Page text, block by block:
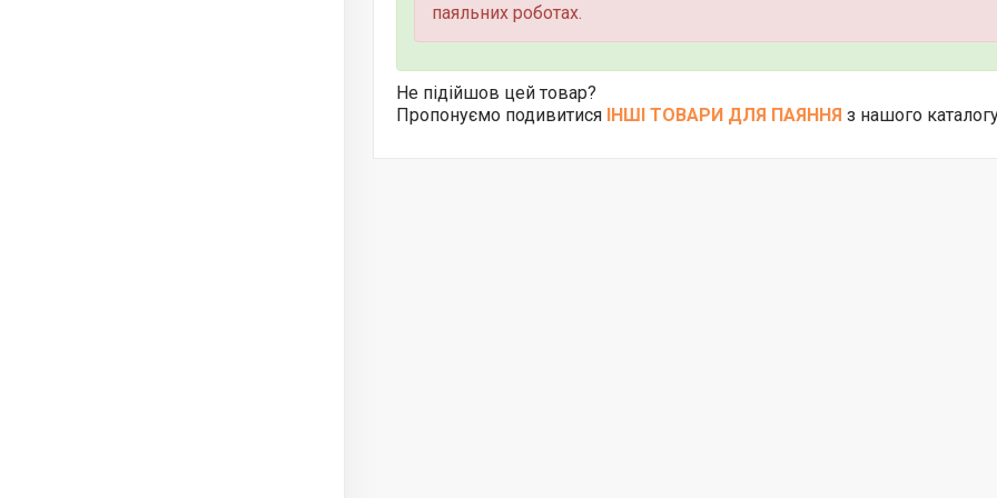
паяльних роботах.
Не підійшов цей товар?
Пропонуємо подивитися ІНШІ ТОВАРИ ДЛЯ ПАЯННЯ з нашого